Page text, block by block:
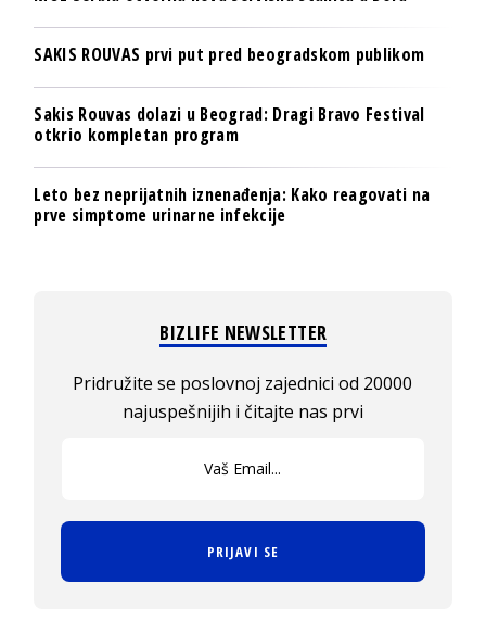
SAKIS ROUVAS prvi put pred beogradskom publikom
Sakis Rouvas dolazi u Beograd: Dragi Bravo Festival
otkrio kompletan program
Leto bez neprijatnih iznenađenja: Kako reagovati na
prve simptome urinarne infekcije
BIZLIFE NEWSLETTER
Pridružite se poslovnoj zajednici od 20000
najuspešnijih i čitajte nas prvi
PRIJAVI SE